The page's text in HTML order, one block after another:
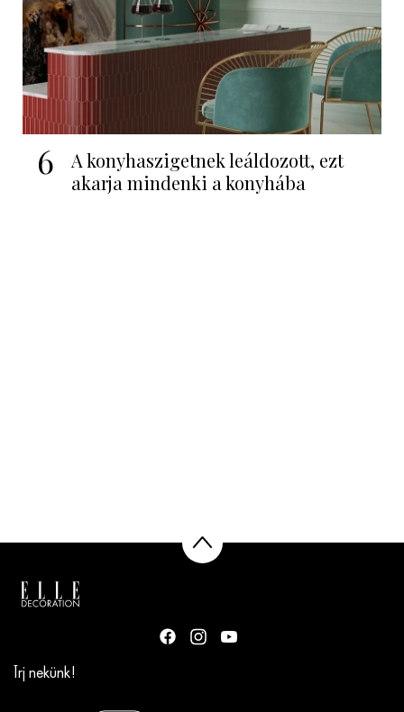
6
A konyhaszigetnek leáldozott, ezt
akarja mindenki a konyhába
Írj nekünk!